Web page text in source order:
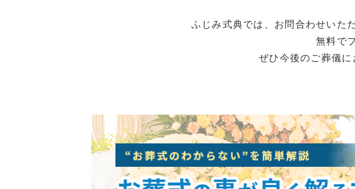
ふじみ式典では、お問合わせいた
無料で
ぜひ今後のご葬儀に